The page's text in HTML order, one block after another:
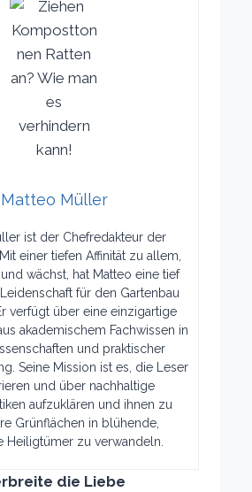
Matteo Müller
ist der Chefredakteur der
einer tiefen Affinität zu allem,
wächst, hat Matteo eine tief
für den Gartenbau
verfügt über eine einzigartige
akademischem Fachwissen in
und praktischer
Seine Mission ist es, die Leser
und über nachhaltige
aufzuklären und ihnen zu
Grünflächen in blühende,
Heiligtümer zu verwandeln.
die Liebe